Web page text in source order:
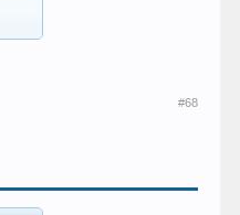
#68